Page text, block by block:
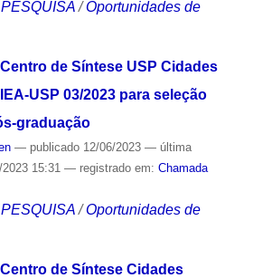
PESQUISA /Oportunidades de
de Síntese USP Cidades
USP 03/2023 para seleção
graduação
— publicado12/06/2023 — última
15:31 — registrado em: Chamada
PESQUISA /Oportunidades de
de Síntese Cidades